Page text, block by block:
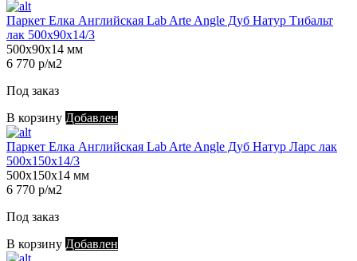
Паркет Елка Английская Lab Arte Angle Дуб Натур Тибальт
лак 500х90х14/3
500х90х14 мм
6 770 р/м2
Под заказ
В корзину Добавлен
Паркет Елка Английская Lab Arte Angle Дуб Натур Ларс лак
500х150х14/3
500х150х14 мм
6 770 р/м2
Под заказ
В корзину Добавлен